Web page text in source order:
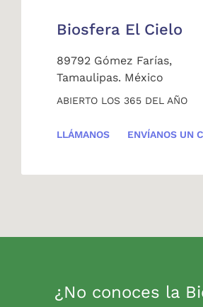
Biosfera El Cielo
89792 Gómez Farías,
Tamaulipas. México
ABIERTO LOS 365 DEL AÑO
LLÁMANOS ENVÍANOS UN
¿No conoces la